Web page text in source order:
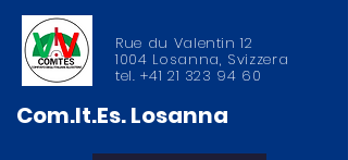
Rue du Valentin 12
1004 Losanna, Svizzera
tel.+41 21 323 94 60
Com.It.Es. Losanna